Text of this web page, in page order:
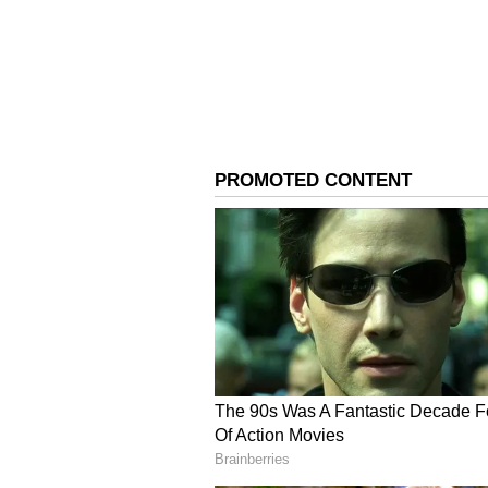
ఈ రోజు సమయం మిశ్రమంగా ఉంటుంది.
ప్రారంభమవుతుంది. కాబట్టి మీ
సహకారం లభిస్తుంది. విద్యార్థులకు
మారవచ్చు. పరిస్థితి చేయి దాటిపోయే
సమస్యను అధిగమిస్తారు.